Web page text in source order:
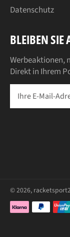
Datenschutz
BLEIBEN SIE
Werbeaktionen,
Direkt in Ihrem
© 2026,
Zahlungsarten